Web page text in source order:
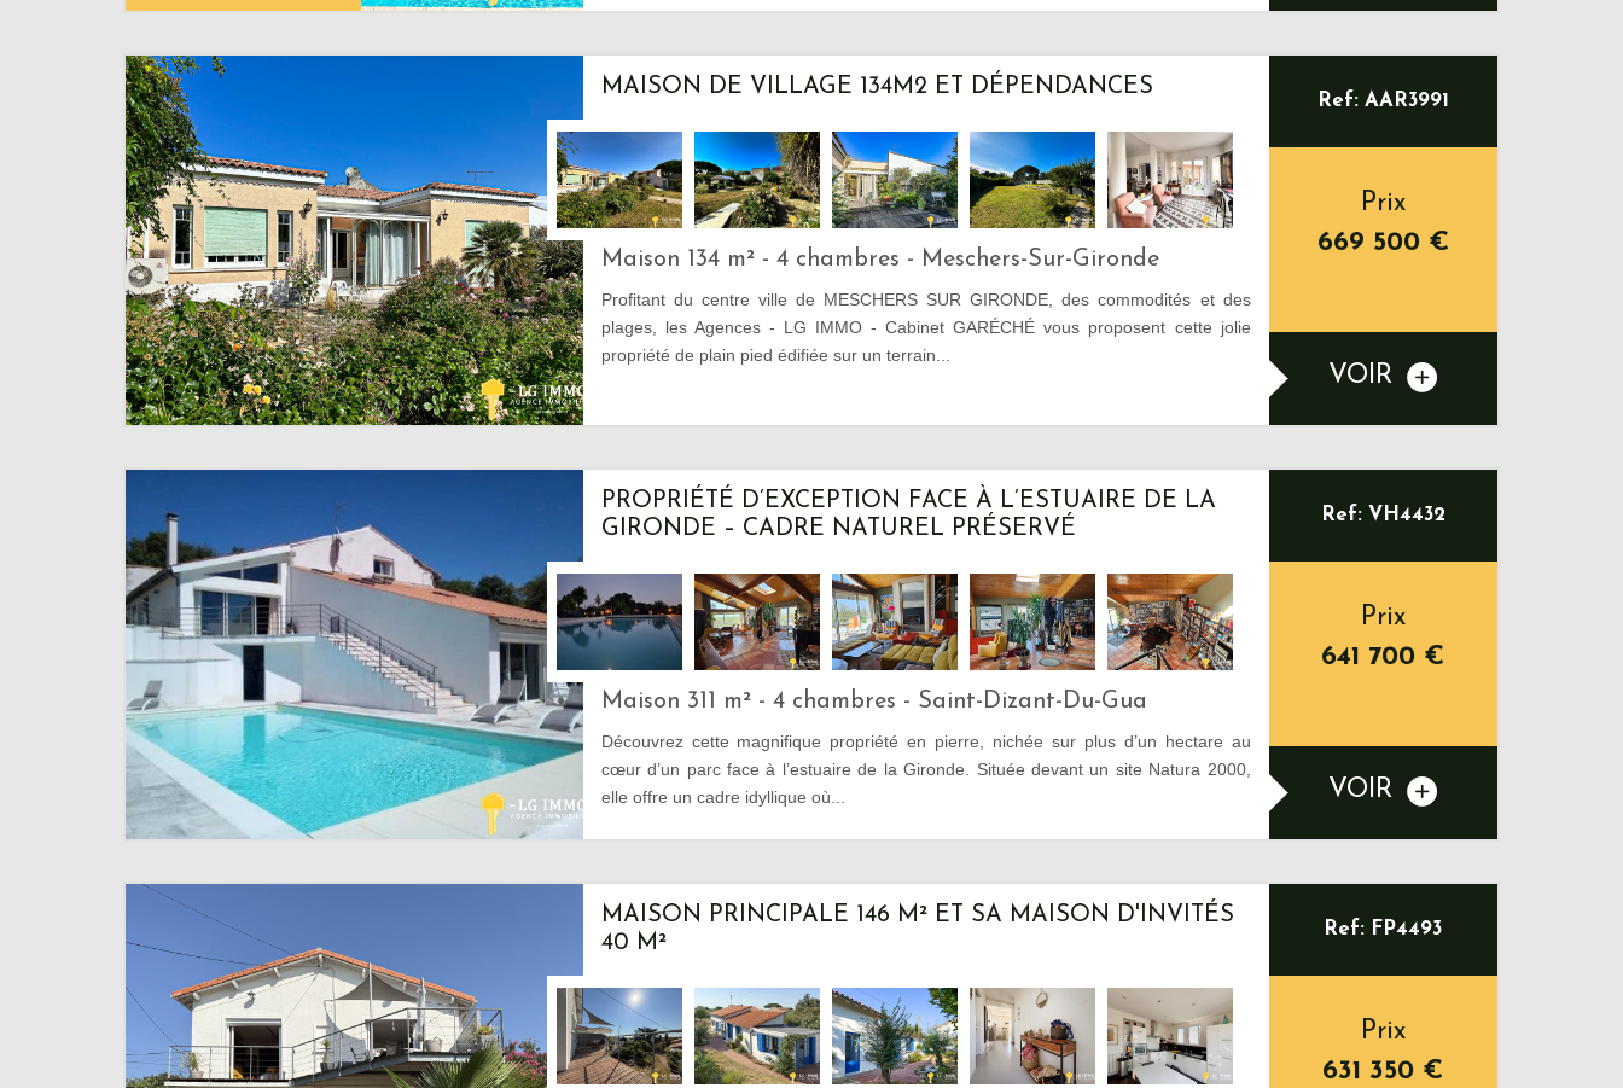
MAISON DE VILLAGE 134M2 ET DÉPENDANCES
Maison 134 m² - 4 chambres - Meschers-Sur-Gironde
Profitant du centre ville de MESCHERS SUR GIRONDE, des commodités et des
plages, les Agences - LG IMMO - Cabinet GARÉCHÉ vous proposent cette jolie
propriété de plain pied édifiée sur un terrain...
Ref: AAR3991
Prix
669 500 €
VOIR
PROPRIÉTÉ D’EXCEPTION FACE À L’ESTUAIRE DE LA
GIRONDE – CADRE NATUREL PRÉSERVÉ
Maison 311 m² - 4 chambres - Saint-Dizant-Du-Gua
Découvrez cette magnifique propriété en pierre, nichée sur plus d’un hectare au
cœur d’un parc face à l’estuaire de la Gironde. Située devant un site Natura 2000,
elle offre un cadre idyllique où...
Ref: VH4432
Prix
641 700 €
VOIR
MAISON PRINCIPALE 146 M² ET SA MAISON D'INVITÉS
40 M²
Ref: FP4493
Prix
631 350 €